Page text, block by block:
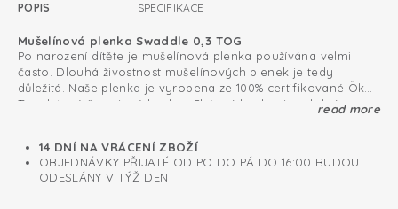
POPIS SPECIFIKACE
Mušelínová plenka Swaddle 0,3 TOG
Po narození dítěte je mušelínová plenka používána velmi
často. Dlouhá živostnost mušelínových plenek je tedy
důležitá. Naše plenka je vyrobena ze 100% certifikované Öko-
Tex pletené žerzejové bavlny. Pletená bavlna je odolná a
Bavlněná pletenina; prodyšná a měkká
Multifunkční použití
read more
14 DNÍ NA VRÁCENÍ ZBOŽÍ
OBJEDNÁVKY PŘIJATÉ OD PO DO PÁ DO 16:00 BUDOU
ODESLÁNY V TÝŽ DEN